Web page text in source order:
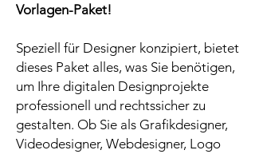
Vorlagen-Paket!
Speziell für Designer konzipiert, bietet
dieses Paket alles, was Sie benötigen,
um Ihre digitalen Designprojekte
professionell und rechtssicher zu
gestalten. Ob Sie als Grafikdesigner,
Videodesigner, Webdesigner, Logo